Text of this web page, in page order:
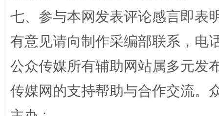
七、参与本网发表评论感言即表
有意见请向制作采编部联系，电
公众传媒所有辅助网站属多元发
传媒网的支持帮助与合作交流。